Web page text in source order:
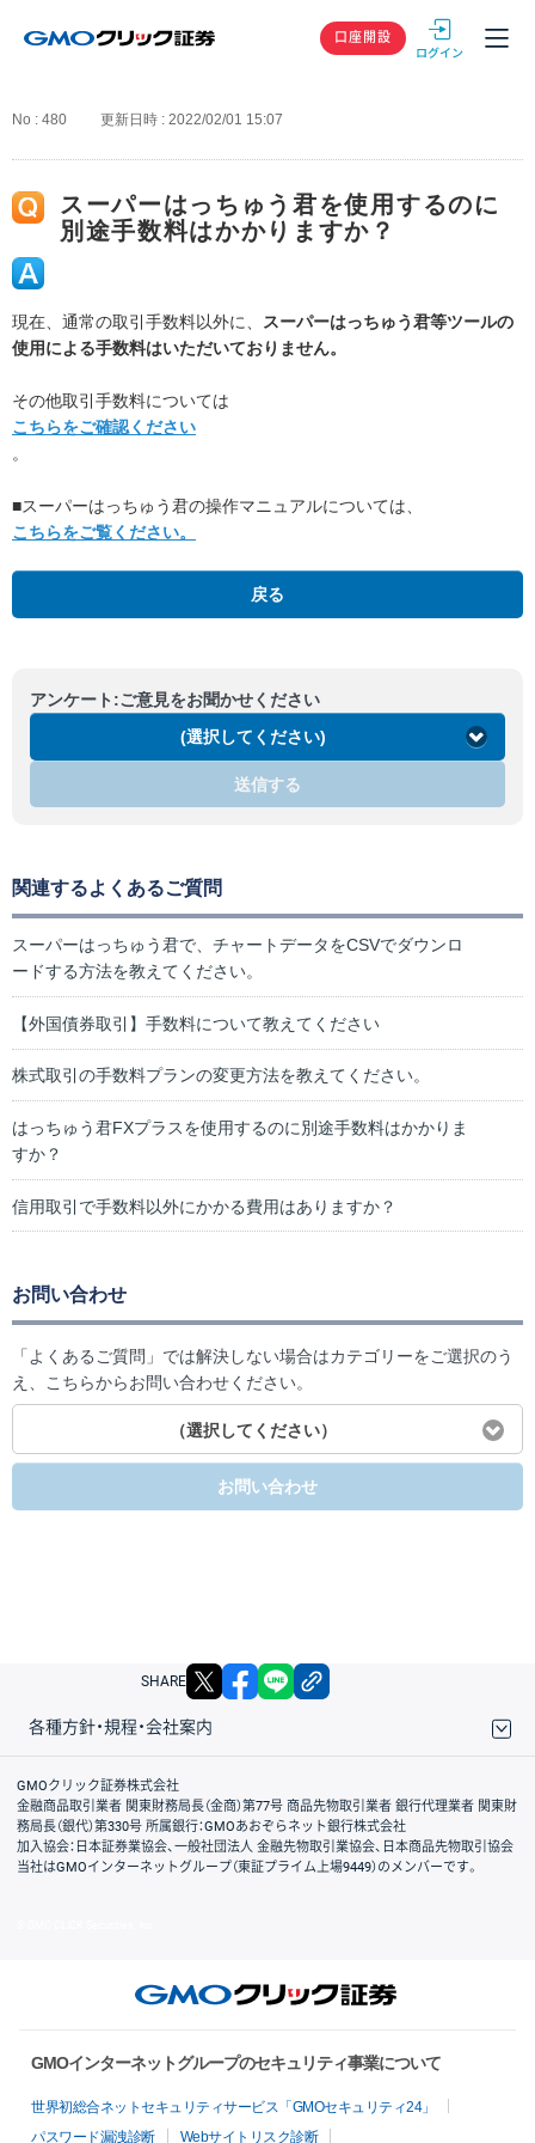
GMOクリック
口座開設
No : 480 更新日時 : 2022/02/01 15:07
スーパーはっちゅう君を使用するのに
別途手数料はかかりますか？
現在、通常の取引手数料以外に、
スーパーはっちゅう君等ツールの
使用による手数料はいただいておりません。
その他取引手数料については
こちらをご確認ください
。
■スーパーはっちゅう君の操作マニュアルについては、
こちらをご覧ください。
戻る
アンケート:ご意見をお聞かせください
(選択してください)
送信する
関連するよくあるご質問
スーパーはっちゅう君で、チャートデータをCSVでダウンロ
ードする方法を教えてください。
【外国債券取引】手数料について教えてください
株式取引の手数料プランの変更方法を教えてください。
はっちゅう君FXプラスを使用するのに別途手数料はかかりま
すか？
信用取引で手数料以外にかかる費用はありますか？
お問い合わせ
「よくあるご質問」では解決しない場合はカテゴリーをご選択のう
え、こちらからお問い合わせください。
（選択してください）
お問い合わせ
SHARE X facebook
各種方針・規程・会社案内
取引規程・約款
サイトマップ
その他のご案内
個人情報保護方針
最良執行方針
サイトのご利用について
ディスクレイマー
信託保全
リスク説明
会社案内
GMOクリック証券株式会社
金融商品取引業者 関東財務局長（金商）第77号 商品先物取引業者 銀行代理業者 関東財
務局長（銀代）第330号 所属銀行：GMOあおぞらネット銀行株式会社
加入協会：日本証券業協会、一般社団法人 金融先物取引業協会、日本商品先物取引協会
当社はGMOインターネットグループ（東証プライム上場9449）のメンバーです。
GMOインターネットグループのセキュリティ事業について
世界初総合ネットセキュリティサービス「GMOセキュリティ24」
パスワード漏洩診断
Webサイトリスク診断